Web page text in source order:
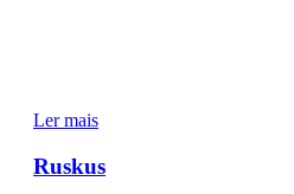
Ler mais
Ruskus